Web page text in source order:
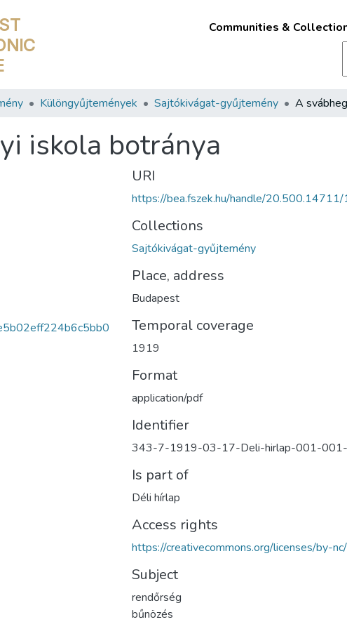
Communities &
Különgyűjtemények Sajtókivágat-gyűjtemény A
iskola botránya
URI
https://bea.fszek.hu/handle/
Collections
Sajtókivágat-gyűjtemény
Place, address
Budapest
Temporal coverage
1919
Format
application/pdf
Identifier
343-7-1919-03-17-Deli-hirlap-001-
Is part of
Déli hírlap
Access rights
https://creativecommons.org/licenses/by-
Subject
rendőrség
bűnözés